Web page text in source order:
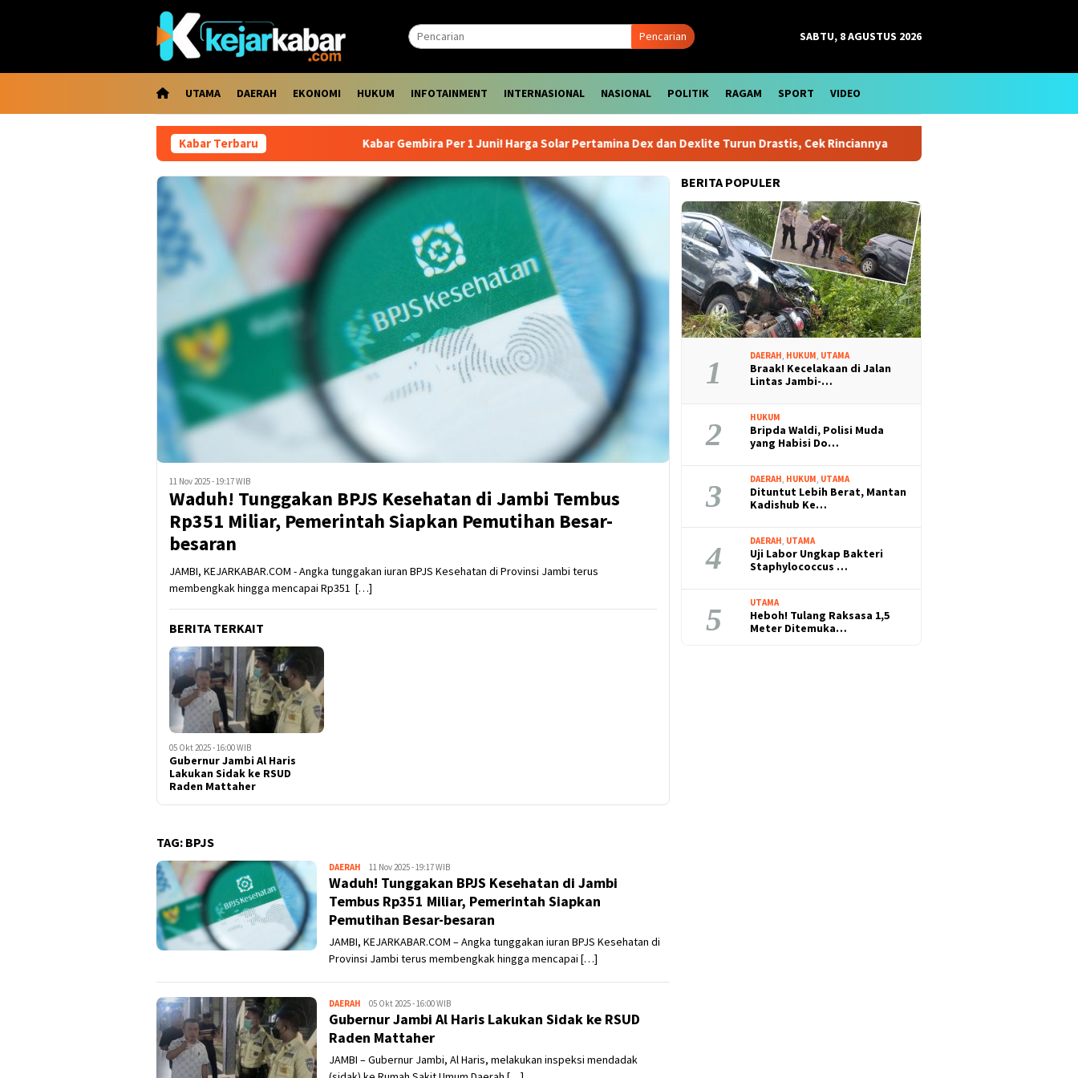
Pencarian SABTU, 8 AGUSTUS 2026
UTAMA DAERAH EKONOMI HUKUM INFOTAINMENT INTERNASIONAL NASIONAL POLITIK RAGAM SPORT VIDEO
Kabar Terbaru Kabar Gembira Per 1 Juni! Harga Solar Pertamina Dex dan Dexlite Turun Drastis, Cek Rinciannya Harga Emas Antam Bertahan di
11 Nov 2025 - 19:17 WIB
Waduh! Tunggakan BPJS Kesehatan di Jambi Tembus
Rp351 Miliar, Pemerintah Siapkan Pemutihan Besar-
besaran
JAMBI, KEJARKABAR.COM - Angka tunggakan iuran BPJS Kesehatan di Provinsi Jambi terus
membengkak hingga mencapai Rp351 […]
BERITA TERKAIT
05 Okt 2025 - 16:00 WIB
Gubernur Jambi Al Haris
Lakukan Sidak ke RSUD
Raden Mattaher
TAG: BPJS
DAERAH Kejar
Kabar
11 Nov 2025 - 19:17 WIB
Waduh! Tunggakan BPJS Kesehatan di Jambi
Tembus Rp351 Miliar, Pemerintah Siapkan
Pemutihan Besar-besaran
JAMBI, KEJARKABAR.COM – Angka tunggakan iuran BPJS Kesehatan di
Provinsi Jambi terus membengkak hingga mencapai […]
DAERAH Kejar
Kabar
05 Okt 2025 - 16:00 WIB
Gubernur Jambi Al Haris Lakukan Sidak ke RSUD
Raden Mattaher
JAMBI – Gubernur Jambi, Al Haris, melakukan inspeksi mendadak
BERITA POPULER
1 DAERAH HUKUM UTAMA
Braak! Kecelakaan di Jalan
Lintas Jambi-…
2 HUKUM
Bripda Waldi, Polisi Muda
yang Habisi Do…
3 DAERAH HUKUM UTAMA
Dituntut Lebih Berat, Mantan
Kadishub Ke…
4 DAERAH UTAMA
Uji Labor Ungkap Bakteri
Staphylococcus …
5 UTAMA
Heboh! Tulang Raksasa 1,5
Meter Ditemuka…